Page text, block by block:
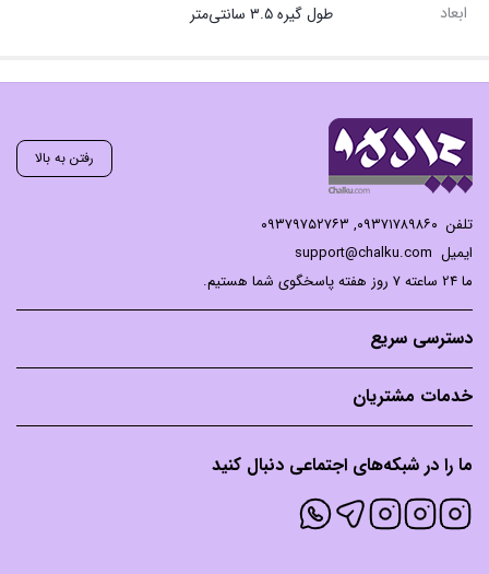
ابعاد طول گیره ۳.۵ سانتی‌متر
رفتن به بالا
تلفن ۰۹۳۷۱۷۸۹۸۶۰, ۰۹۳۷۹۷۵۲۷۶۳
ایمیل support@chalku.com
ما 24 ساعته 7 روز هفته پاسخگوی شما هستیم.
دسترسی سریع
خدمات مشتریان
ما را در شبکه‌های اجتماعی دنبال کنید